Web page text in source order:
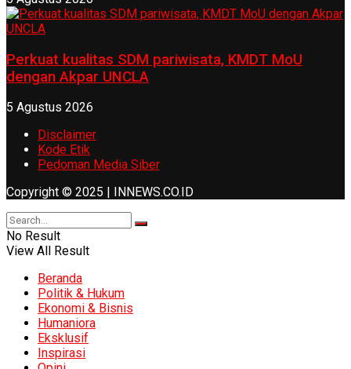
Perkuat kualitas SDM pariwisata, KMDT MoU
dengan Akpar UNCLA
5 Agustus 2026
Disclaimer
Kode Etik
Pedoman Media Siber
Copyright © 2025 | INNEWS.CO.ID
No Result
View All Result
Beranda
Politik & Hukum
Ekonomi & Bisnis
Humaniora
Eksklusif
Inspirasi